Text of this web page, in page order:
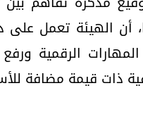
أن الهيئة تعمل على
الرقمية ورفع
ذات قيمة مضافة